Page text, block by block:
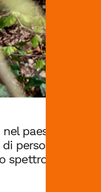
paesaggio
persone
spettro